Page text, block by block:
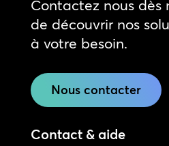
Contactez nous
de découvrir nos
à votre besoin.
Nous contacter
Contact & aide